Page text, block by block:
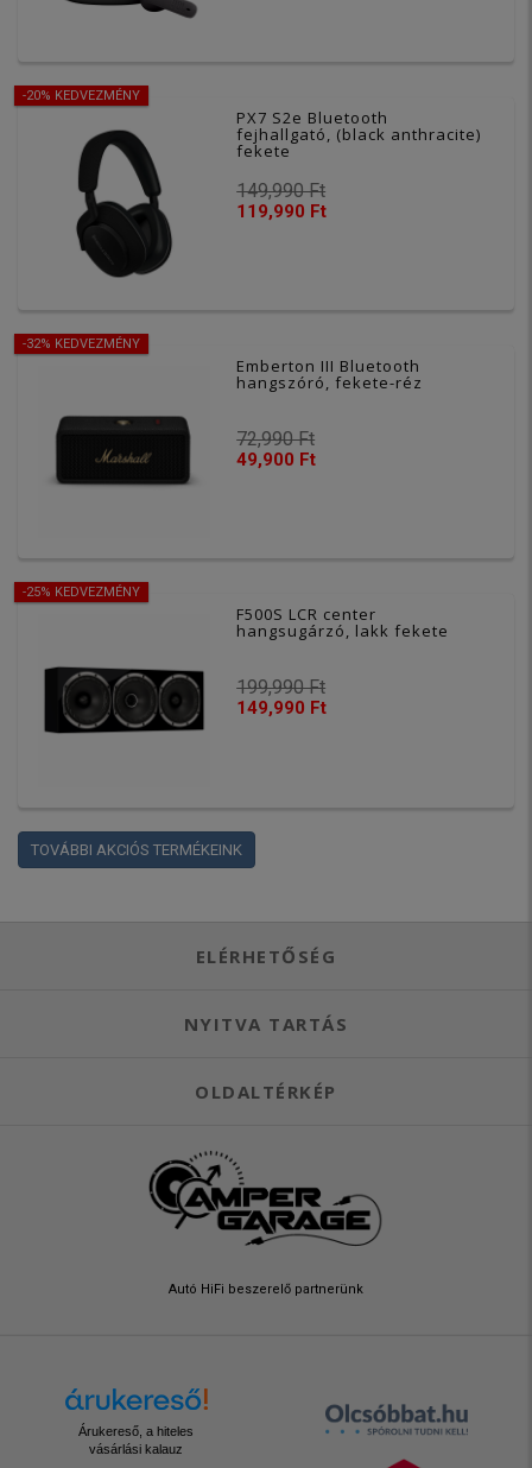
-20% KEDVEZMÉNY
PX7 S2e Bluetooth
fejhallgató, (black anthracite)
fekete
149,990 Ft
119,990 Ft
-32% KEDVEZMÉNY
Emberton III Bluetooth
hangszóró, fekete-réz
72,990 Ft
49,900 Ft
-25% KEDVEZMÉNY
F500S LCR center
hangsugárzó, lakk fekete
199,990 Ft
149,990 Ft
TOVÁBBI AKCIÓS TERMÉKEINK
ELÉRHETŐSÉG
NYITVA TARTÁS
OLDALTÉRKÉP
Autó HiFi beszerelő partnerünk
Árukereső, a hiteles
vásárlási kalauz